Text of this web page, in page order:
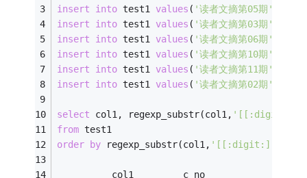
insert
into test1 values ( '读者文摘第05期'
insert
into test1 values ( '读者文摘第03期'
insert
into test1 values ( '读者文摘第06期'
insert
into test1 values ( '读者文摘第10期'
insert
into test1 values ( '读者文摘第11期'
insert
into test1 values ( '读者文摘第02期'
select col1, regexp_substr(col1,
from test1
order
by regexp_substr(col1, '[[:digit:]]+'
          col1         c_no